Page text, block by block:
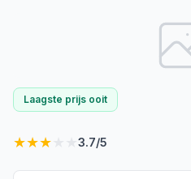
Laagste prijs ooit
★★★ 3.7/5